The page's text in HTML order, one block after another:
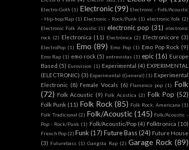
Electro-Goth (1) Electronic(99) Electronic - Folk/Acoustic
- Hip-hop/Rap (1) Electronic - Rock/Punk (1) electronic folk (2)
Electronic Folk Acoustic (1) electronic pop (31) electronic
rock (2) Electronica (11) Electrónica (2) Electronicore (3)
ElectroPop (1) Emo (89) Emo Pop (1) Emo Pop Rock (9)
Emo Rap (1) emo rock (5) entrevistas (1) epic (16) Europe
Based (5) Eurovision (1) Experimental (4) EXPERIMENTAL
(ELECTRONIC) (3) Experimental (General) (1) Experimental
Electronic (8) Female Vocals (6) Flamenco pop (1) Folk
(72) Folk Acoustic (9) Folk Acústica (2) Folk Pop (52)
Folk Punk (11) Folk Rock (85) Folk Rock. Americana (1)
Folk Tradicional (2) Folk/Acoustic (145) Folk/Acoustic -
Pop - Rock/Punk (1) Folk/Acoustic/Pop (4) Folktronica (10)
French Pop (2) Funk (17) Future Bass(24) Future House
(3) Futurebass (1) Gangsta Rap (2) Garage Rock (89)